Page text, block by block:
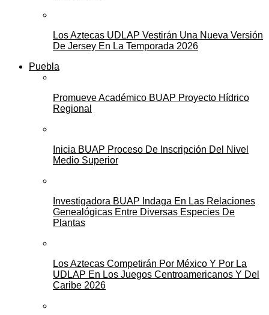
Los Aztecas UDLAP Vestirán Una Nueva Versión
De Jersey En La Temporada 2026
Puebla
Promueve Académico BUAP Proyecto Hídrico
Regional
Inicia BUAP Proceso De Inscripción Del Nivel
Medio Superior
Investigadora BUAP Indaga En Las Relaciones
Genealógicas Entre Diversas Especies De
Plantas
Los Aztecas Competirán Por México Y Por La
UDLAP En Los Juegos Centroamericanos Y Del
Caribe 2026